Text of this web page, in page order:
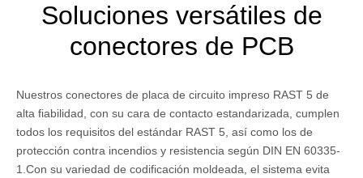
Soluciones versátiles de
conectores de PCB
Nuestros conectores de placa de circuito impreso RAST 5 de
alta fiabilidad, con su cara de contacto estandarizada, cumplen
todos los requisitos del estándar RAST 5, así como los de
protección contra incendios y resistencia según DIN EN 60335-
1.Con su variedad de codificación moldeada, el sistema evita